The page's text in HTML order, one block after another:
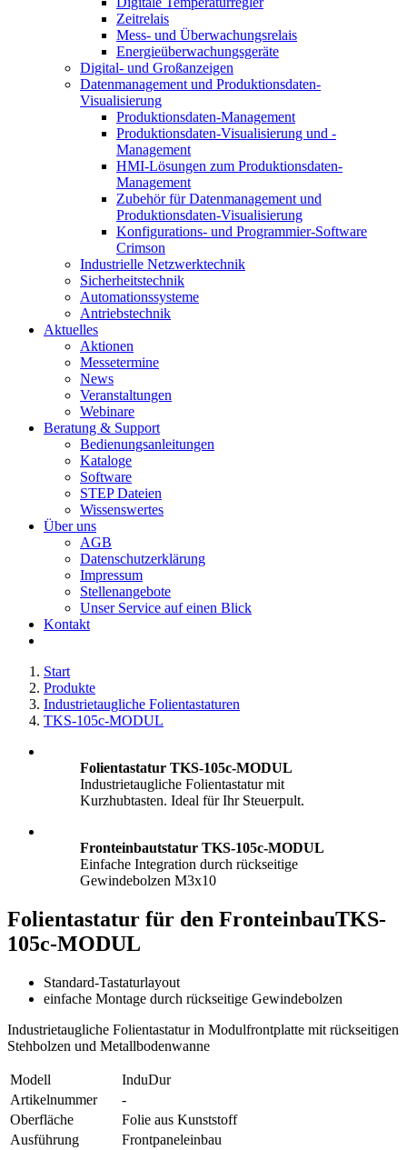
Zeitrelais
Mess- und Überwachungsrelais
Energieüberwachungsgeräte
Digital- und Großanzeigen
Datenmanagement und Produktionsdaten-
Visualisierung
Produktionsdaten-Management
Produktionsdaten-Visualisierung und -
Management
HMI-Lösungen zum Produktionsdaten-
Management
Zubehör für Datenmanagement und
Produktionsdaten-Visualisierung
Konfigurations- und Programmier-Software
Crimson
Industrielle Netzwerktechnik
Sicherheitstechnik
Automationssysteme
Antriebstechnik
Aktuelles
Aktionen
Messetermine
News
Veranstaltungen
Webinare
Beratung & Support
Bedienungsanleitungen
Kataloge
Software
STEP Dateien
Wissenswertes
Über uns
AGB
Datenschutzerklärung
Impressum
Stellenangebote
Unser Service auf einen Blick
Kontakt
Start
Produkte
Industrietaugliche Folientastaturen
TKS-105c-MODUL
Folientastatur TKS-105c-MODUL
Industrietaugliche Folientastatur mit
Kurzhubtasten. Ideal für Ihr Steuerpult.
Fronteinbautstatur TKS-105c-MODUL
Einfache Integration durch rückseitige
Gewindebolzen M3x10
Folientastatur für den FronteinbauTKS-
105c-MODUL
Standard-Tastaturlayout
einfache Montage durch rückseitige Gewindebolzen
Industrietaugliche Folientastatur in Modulfrontplatte mit rückseitigen
Stehbolzen und Metallbodenwanne
Modell
InduDur
Artikelnummer
-
Oberfläche
Folie aus Kunststoff
Ausführung
Frontpaneleinbau